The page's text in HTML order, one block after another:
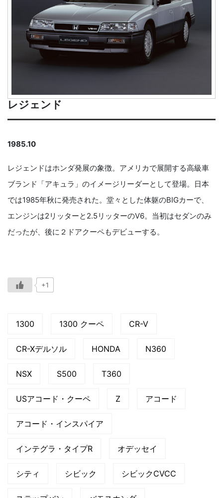
レジェンド
1985.10
レジェンドはホンダ発展の象徴。アメリカで展開する高級車
ブランド「アキュラ」のイメージリーダーとして登場。日本
では1985年秋に発売された。堂々とした体躯のBIGカーで、
エンジンは2リッターと2.5リッターのV6。当初はセダンのみ
だったが、後に２ドアクーペもデビューする。
+1
1300 1300 クーペ CR-V
CR-Xデルソル HONDA N360
NSX S500 T360
USアコード・クーペ Z アコード
アコード・インスパイア
インテグラ・タイプR オデッセイ
シティ シビック シビックCVCC